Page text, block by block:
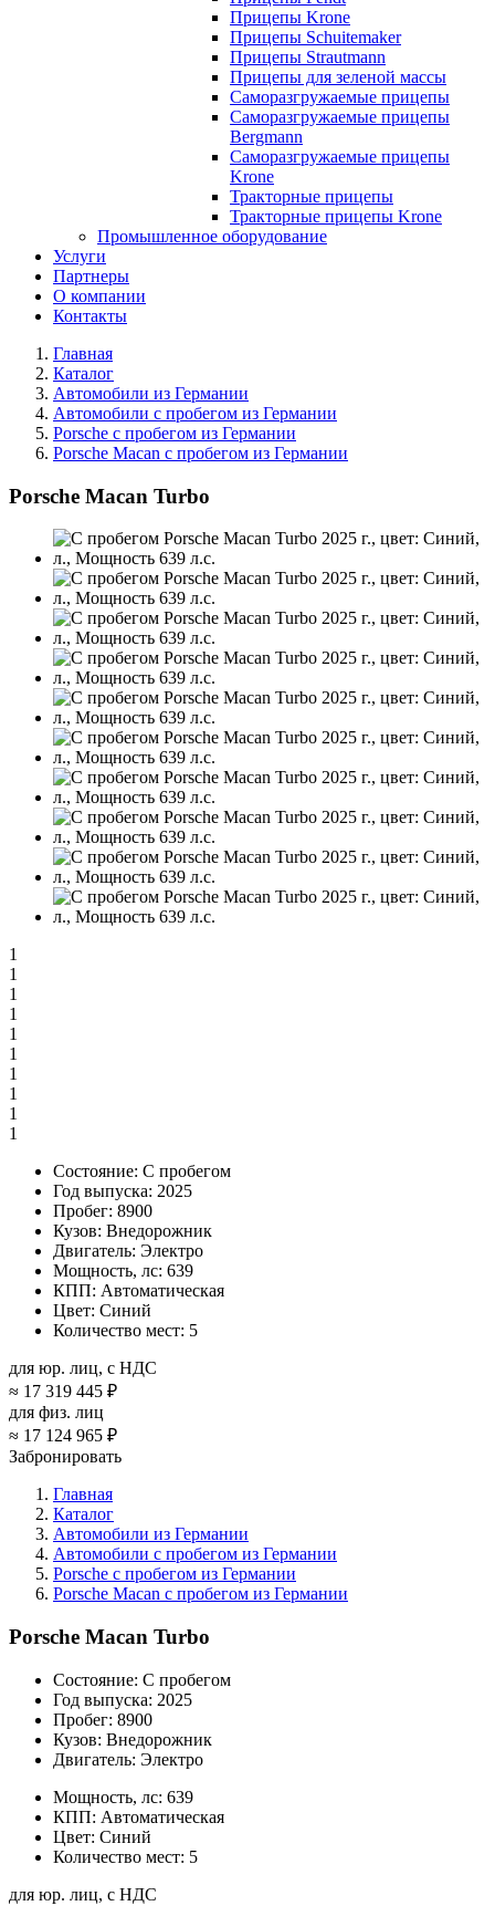
Прицепы Krone
Прицепы Schuitemaker
Прицепы Strautmann
Прицепы для зеленой массы
Саморазгружаемые прицепы
Саморазгружаемые прицепы
Bergmann
Саморазгружаемые прицепы
Krone
Тракторные прицепы
Тракторные прицепы Krone
Промышленное оборудование
Услуги
Партнеры
О компании
Контакты
Главная
Каталог
Автомобили из Германии
Автомобили с пробегом из Германии
Porsche с пробегом из Германии
Porsche Macan с пробегом из Германии
Porsche Macan Turbo
1
1
1
1
1
1
1
1
1
1
Состояние: С пробегом
Год выпуска: 2025
Пробег: 8900
Кузов: Внедорожник
Двигатель: Электро
Мощность, лс: 639
КПП: Автоматическая
Цвет: Синий
Количество мест: 5
для юр. лиц, с НДС
≈ 17 319 445 ₽
для физ. лиц
≈ 17 124 965 ₽
Забронировать
Главная
Каталог
Автомобили из Германии
Автомобили с пробегом из Германии
Porsche с пробегом из Германии
Porsche Macan с пробегом из Германии
Porsche Macan Turbo
Состояние: С пробегом
Год выпуска: 2025
Пробег: 8900
Кузов: Внедорожник
Двигатель: Электро
Мощность, лс: 639
КПП: Автоматическая
Цвет: Синий
Количество мест: 5
для юр. лиц, с НДС